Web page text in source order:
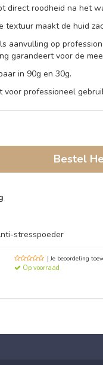
direct roodheid na het
textuur maakt de huid
aanvulling op
garandeert voor de
in 90g en 30g.
voor professioneel
Bestel
stresspoeder
| Je beoordeling
Op voorraad